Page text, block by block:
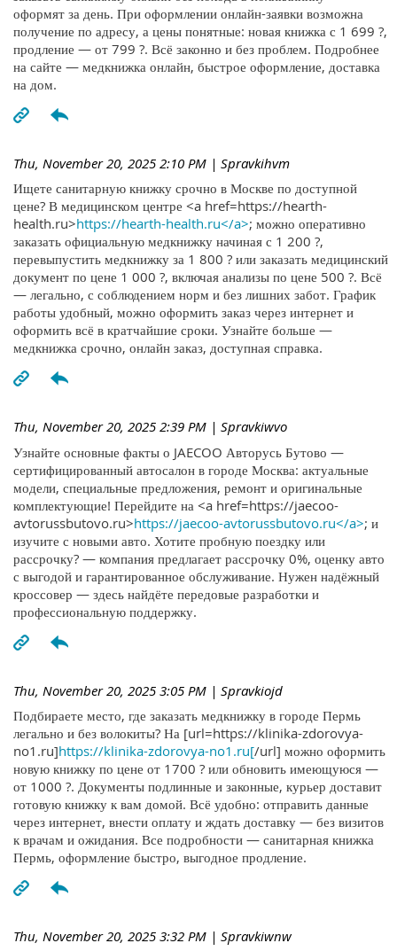
оформят за день. При оформлении онлайн-заявки возможна
получение по адресу, а цены понятные: новая книжка с 1 699 ?,
продление — от 799 ?. Всё законно и без проблем. Подробнее
на сайте — медкнижка онлайн, быстрое оформление, доставка
на дом.
Thu, November 20, 2025 2:10 PM | Spravkihvm
Ищете санитарную книжку срочно в Москве по доступной
цене? В медицинском центре <a href=https://hearth-
health.ru>https://hearth-health.ru</a>; можно оперативно
заказать официальную медкнижку начиная с 1 200 ?,
перевыпустить медкнижку за 1 800 ? или заказать медицинский
документ по цене 1 000 ?, включая анализы по цене 500 ?. Всё
— легально, с соблюдением норм и без лишних забот. График
работы удобный, можно оформить заказ через интернет и
оформить всё в кратчайшие сроки. Узнайте больше —
медкнижка срочно, онлайн заказ, доступная справка.
Thu, November 20, 2025 2:39 PM | Spravkiwvo
Узнайте основные факты о JAECOO Авторусь Бутово —
сертифицированный автосалон в городе Москва: актуальные
модели, специальные предложения, ремонт и оригинальные
комплектующие! Перейдите на <a href=https://jaecoo-
avtorussbutovo.ru>https://jaecoo-avtorussbutovo.ru</a>; и
изучите с новыми авто. Хотите пробную поездку или
рассрочку? — компания предлагает рассрочку 0%, оценку авто
с выгодой и гарантированное обслуживание. Нужен надёжный
кроссовер — здесь найдёте передовые разработки и
профессиональную поддержку.
Thu, November 20, 2025 3:05 PM | Spravkiojd
Подбираете место, где заказать медкнижку в городе Пермь
легально и без волокиты? На [url=https://klinika-zdorovya-
no1.ru]https://klinika-zdorovya-no1.ru[/url] можно оформить
новую книжку по цене от 1700 ? или обновить имеющуюся —
от 1000 ?. Документы подлинные и законные, курьер доставит
готовую книжку к вам домой. Всё удобно: отправить данные
через интернет, внести оплату и ждать доставку — без визитов
к врачам и ожидания. Все подробности — санитарная книжка
Пермь, оформление быстро, выгодное продление.
Thu, November 20, 2025 3:32 PM | Spravkiwnw